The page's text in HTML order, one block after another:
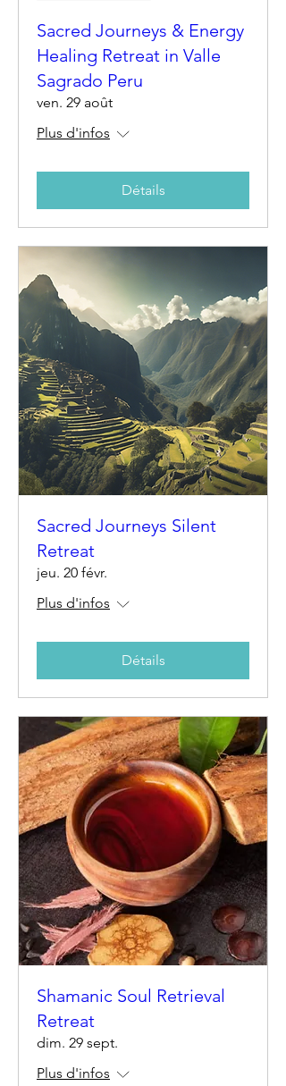
Sacred Journeys & Energy
Healing Retreat in Valle
Sagrado Peru
ven. 29 août
Plus d'infos
Détails
Sacred Journeys Silent
Retreat
jeu. 20 févr.
Plus d'infos
Détails
Shamanic Soul Retrieval
Retreat
dim. 29 sept.
Plus d'infos